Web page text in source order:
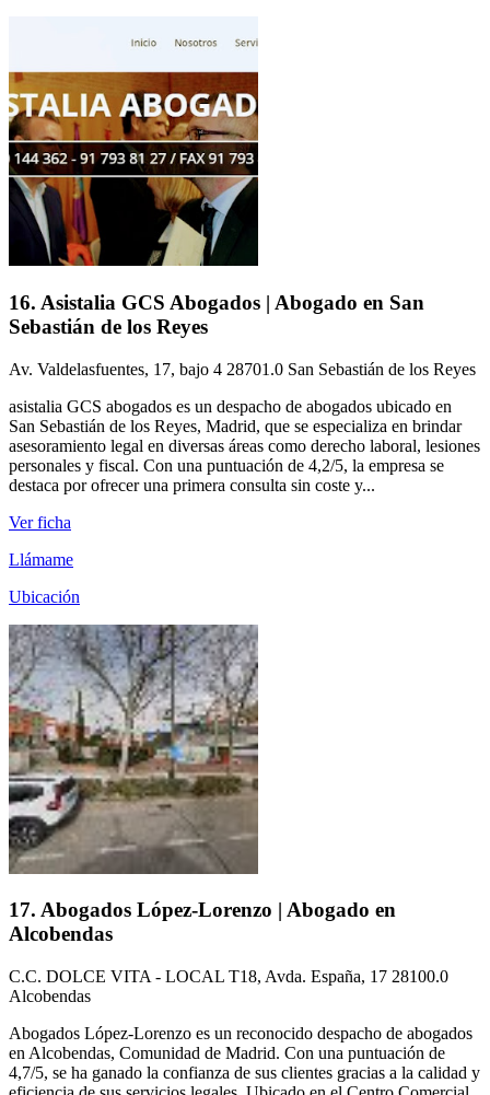
16. Asistalia GCS Abogados | Abogado en San
Sebastián de los Reyes
Av. Valdelasfuentes, 17, bajo 4 28701.0 San Sebastián de los Reyes
asistalia GCS abogados es un despacho de abogados ubicado en
San Sebastián de los Reyes, Madrid, que se especializa en brindar
asesoramiento legal en diversas áreas como derecho laboral, lesiones
personales y fiscal. Con una puntuación de 4,2/5, la empresa se
destaca por ofrecer una primera consulta sin coste y...
Ver ficha
Llámame
Ubicación
17. Abogados López-Lorenzo | Abogado en
Alcobendas
C.C. DOLCE VITA - LOCAL T18, Avda. España, 17 28100.0
Alcobendas
Abogados López-Lorenzo es un reconocido despacho de abogados
en Alcobendas, Comunidad de Madrid. Con una puntuación de
4,7/5, se ha ganado la confianza de sus clientes gracias a la calidad y